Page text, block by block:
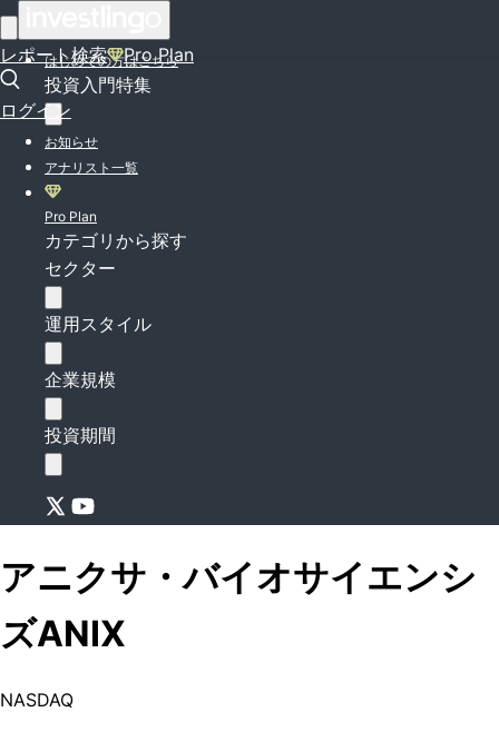
レポート検索 Pro Plan
ログイン
はじめての方はこちら
投資入門特集
お知らせ
アナリスト一覧
Pro Plan
カテゴリから探す
セクター
運用スタイル
企業規模
投資期間
アニクサ・バイオサイエンシ
ズANIX
NASDAQ